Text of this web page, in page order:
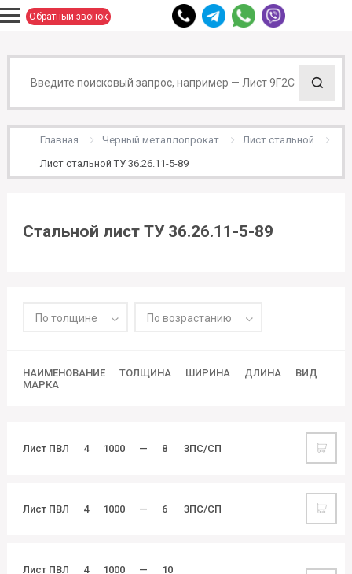
Обратный звонок
Главная Черный металлопрокат
Лист стальной
Лист стальной ТУ 36.26.11-5-89
Стальной лист ТУ 36.26.11-5-89
По толщине По возрастанию
НАИМЕНОВАНИЕ ТОЛЩИНА ШИРИНА ДЛИНА
ВИД
МАРКА
Лист ПВЛ 4 1000 — 8 3ПС/СП
Лист ПВЛ 4 1000 — 6 3ПС/СП
Лист ПВЛ 4 1000 — 10